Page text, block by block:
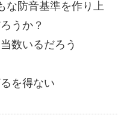
な防音基準を作り上
うか？
数いるだろう
を得ない